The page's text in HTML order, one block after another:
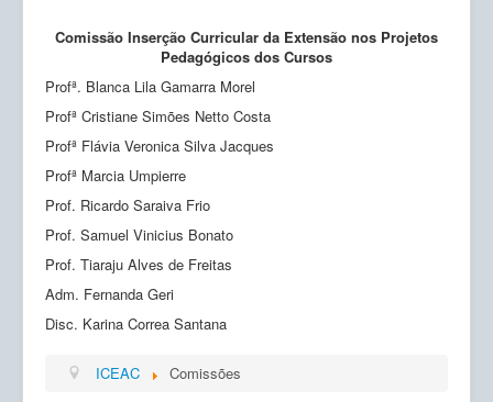
Comissão Inserção Curricular da Extensão nos Projetos
Pedagógicos dos Cursos
Profª. Blanca Lila Gamarra Morel
Profª Cristiane Simões Netto Costa
Profª Flávia Veronica Silva Jacques
Profª Marcia Umpierre
Prof. Ricardo Saraiva Frio
Prof. Samuel Vinicius Bonato
Prof. Tiaraju Alves de Freitas
Adm. Fernanda Geri
Disc. Karina Correa Santana
ICEAC Comissões